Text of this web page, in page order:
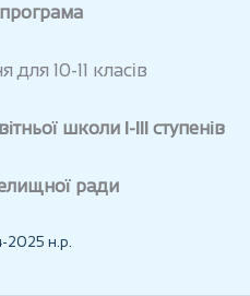
для 10-11 класів
школи І-ІІІ ступенів
ради
2025 н.р.